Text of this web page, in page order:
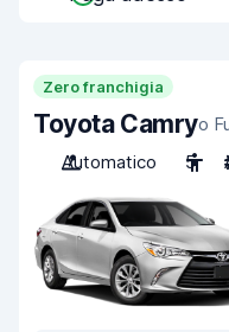
Zero franchigia
Toyota Camryo
Automatico
5